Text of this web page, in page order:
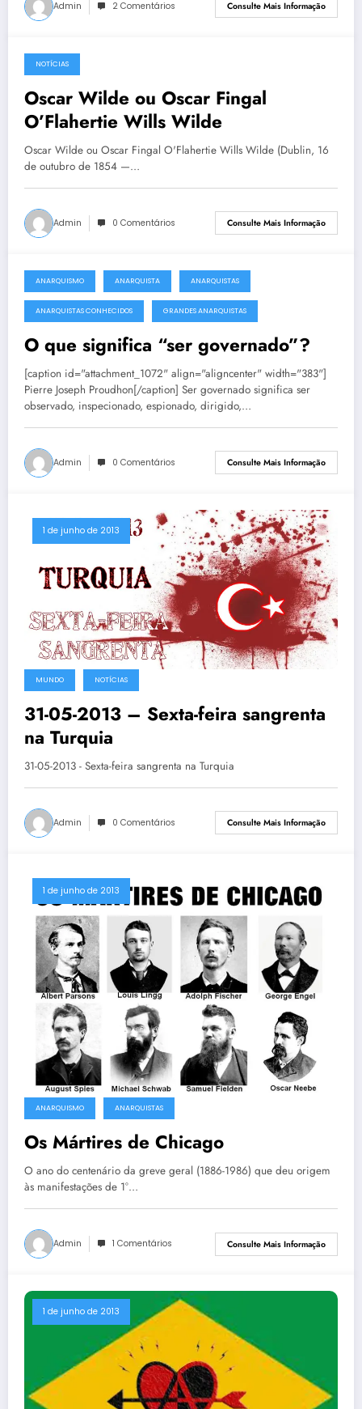
Admin 2 Comentários Consulte Mais Informação
6 de junho de 2013
NOTÍCIAS
Oscar Wilde ou Oscar Fingal
O’Flahertie Wills Wilde
Oscar Wilde ou Oscar Fingal O'Flahertie Wills Wilde (Dublin, 16
de outubro de 1854 —…
Admin 0 Comentários Consulte Mais Informação
2 de junho de 2013
ANARQUISMO ANARQUISTA ANARQUISTAS
ANARQUISTAS CONHECIDOS GRANDES ANARQUISTAS
O que significa “ser governado”?
[caption id="attachment_1072" align="aligncenter" width="383"]
Pierre Joseph Proudhon[/caption] Ser governado significa ser
observado, inspecionado, espionado, dirigido,…
Admin 0 Comentários Consulte Mais Informação
1 de junho de 2013
MUNDO NOTÍCIAS
31-05-2013 – Sexta-feira sangrenta
na Turquia
31-05-2013 - Sexta-feira sangrenta na Turquia
Admin 0 Comentários Consulte Mais Informação
1 de junho de 2013
ANARQUISMO ANARQUISTAS
Os Mártires de Chicago
O ano do centenário da greve geral (1886-1986) que deu origem
às manifestações de 1°…
Admin 1 Comentários Consulte Mais Informação
1 de junho de 2013